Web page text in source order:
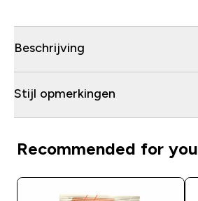
Beschrijving
Stijl opmerkingen
Recommended for you